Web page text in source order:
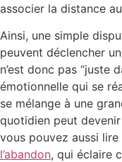
associer la distance
Ainsi, une simple
peuvent déclencher
n’est donc pas “juste
émotionnelle qui se
se mélange à une
quotidien peut
vous pouvez aussi lire
l’abandon, qui éclaire